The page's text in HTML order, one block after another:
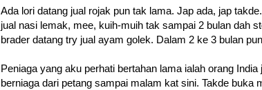
Ada lori datang jual rojak pun tak lama. Jap ada, jap
jual nasi lemak, mee, kuih-muih tak sampai 2 bulan dah
brader datang try jual ayam golek. Dalam 2 ke 3 bulan
Peniaga yang aku perhati bertahan lama ialah orang
berniaga dari petang sampai malam kat sini. Takde buka